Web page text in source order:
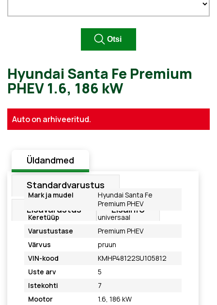
Hyundai Santa Fe Premium
Auto on arhiveeritud.
Üldandmed
Standardvarustus
Lisavarustus Lisainfo
Mark ja mudel
Hyundai Santa Fe
Premium PHEV
Keretüüp
universaal
Varustustase
Premium PHEV
Värvus
pruun
VIN-kood
KMHP48122SU105812
Uste arv
5
Istekohti
7
Mootor
1.6, 186 kW